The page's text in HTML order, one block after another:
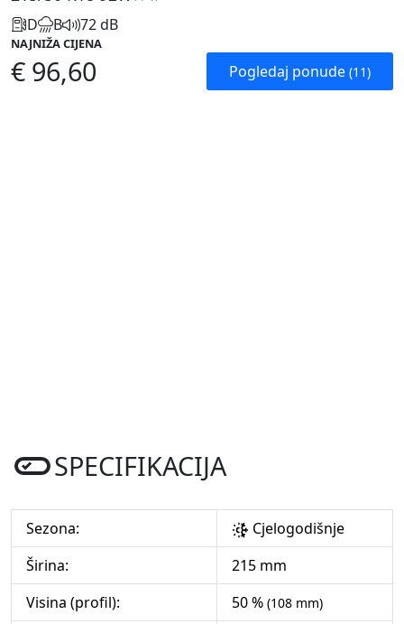
D B 72 dB
NAJNIŽA CIJENA
€ 96,60 Pogledaj ponude (11)
SPECIFIKACIJA
Sezona:
Cjelogodišnje
Širina:
215 mm
Visina (profil):
50 % (108 mm)